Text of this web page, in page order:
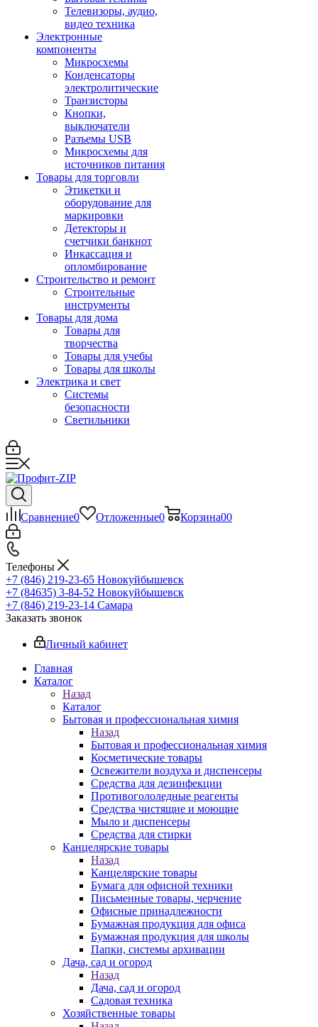
Телевизоры, аудио,
видео техника
Электронные
компоненты
Микросхемы
Конденсаторы
электролитические
Транзисторы
Кнопки,
выключатели
Разъемы USB
Микросхемы для
источников питания
Товары для торговли
Этикетки и
оборудование для
маркировки
Детекторы и
счетчики банкнот
Инкассация и
опломбирование
Строительство и ремонт
Строительные
инструменты
Товары для дома
Товары для
творчества
Товары для учебы
Товары для школы
Электрика и свет
Системы
безопасности
Светильники
Сравнение0 Отложенные0 Корзина00
Телефоны
+7 (846) 219-23-65 Новокуйбышевск
+7 (84635) 3-84-52 Новокуйбышевск
+7 (846) 219-23-14 Самара
Заказать звонок
Личный кабинет
Главная
Каталог
Назад
Каталог
Бытовая и профессиональная химия
Назад
Бытовая и профессиональная химия
Косметические товары
Освежители воздуха и диспенсеры
Средства для дезинфекции
Противогололедные реагенты
Средства чистящие и моющие
Мыло и диспенсеры
Средства для стирки
Канцелярские товары
Назад
Канцелярские товары
Бумага для офисной техники
Письменные товары, черчение
Офисные принадлежности
Бумажная продукция для офиса
Бумажная продукция для школы
Папки, системы архивации
Дача, сад и огород
Назад
Дача, сад и огород
Садовая техника
Хозяйственные товары